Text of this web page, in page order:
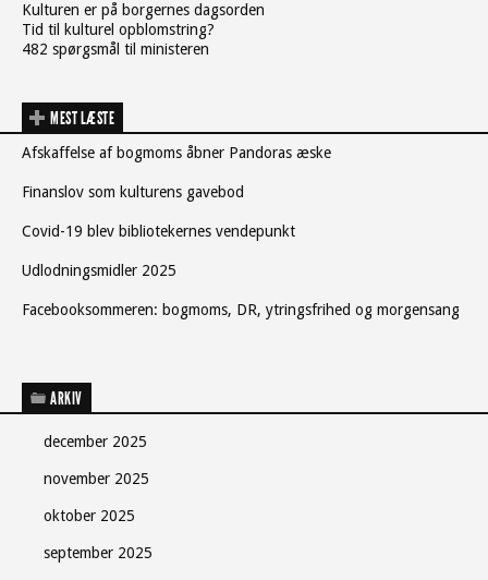
Kulturen er på borgernes dagsorden
Tid til kulturel opblomstring?
482 spørgsmål til ministeren
MEST LÆSTE
Afskaffelse af bogmoms åbner Pandoras æske
Finanslov som kulturens gavebod
Covid-19 blev bibliotekernes vendepunkt
Udlodningsmidler 2025
Facebooksommeren: bogmoms, DR, ytringsfrihed og morgensang
ARKIV
december 2025
november 2025
oktober 2025
september 2025